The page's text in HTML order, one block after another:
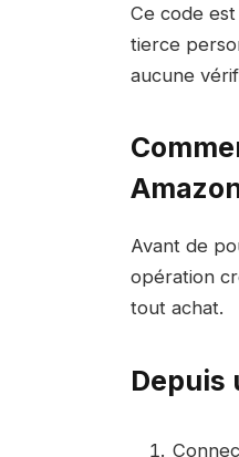
Ce code
tierce
aucune
Avant de
opération
tout achat.
Depuis